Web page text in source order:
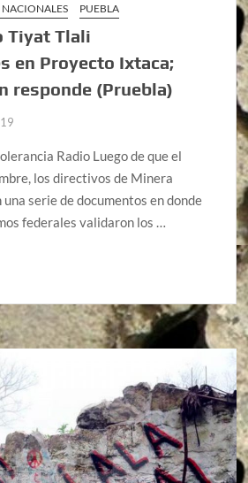
PUEBLA
Tiyat Tlali
en Proyecto Ixtaca;
responde (Pruebla)
Radio Luego de que el
los directivos de Minera
serie de documentos en donde
federales validaron los …